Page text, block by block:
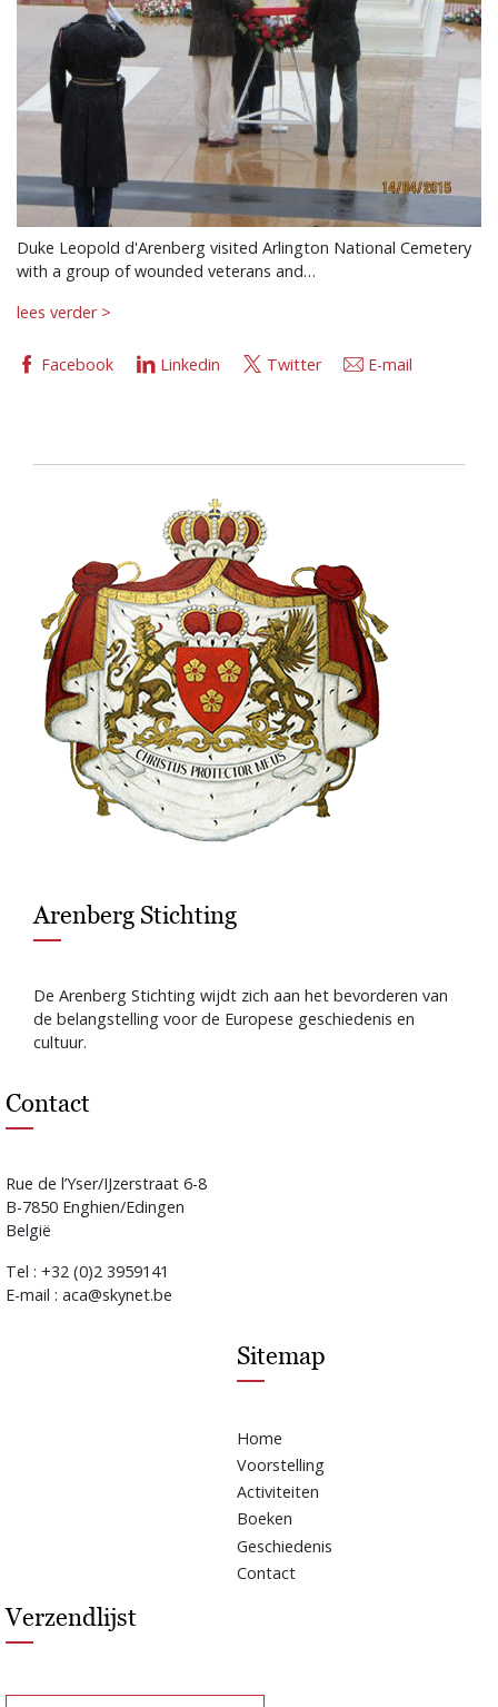
Duke Leopold d'Arenberg visited Arlington National Cemetery
with a group of wounded veterans and…
lees verder >
Facebook Linkedin Twitter E-mail
Arenberg Stichting
De Arenberg Stichting wijdt zich aan het bevorderen van
de belangstelling voor de Europese geschiedenis en
cultuur.
Contact
Rue de l’Yser/IJzerstraat 6-8
B-7850 Enghien/Edingen
België
Tel : +32 (0)2 3959141
E-mail : aca@skynet.be
Sitemap
Home
Voorstelling
Activiteiten
Boeken
Geschiedenis
Contact
Verzendlijst